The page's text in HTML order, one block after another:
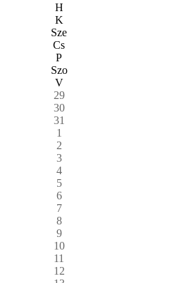
H
K
Sze
Cs
P
Szo
V
29
30
31
1
2
3
4
5
6
7
8
9
10
11
12